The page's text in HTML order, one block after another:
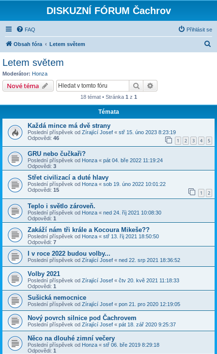
DISKUZNÍ FÓRUM Čachrov
FAQ Přihlásit se
Obsah fóra Letem světem
Letem světem
Moderátor: Honza
Nové téma Hledat
18 témat • Stránka 1 z 1
Témata
Každá mince má dvě strany
Poslední příspěvek od Zírající Josef « stř 15. úno 2023 8:23:19
Odpovědi: 46 1 2 3 4 5
GRU nebo čučkaři?
Poslední příspěvek od Honza « pát 04. bře 2022 11:19:24
Odpovědi: 3
Střet civilizací a duté hlavy
Poslední příspěvek od Honza « sob 19. úno 2022 10:01:22
Odpovědi: 15 1 2
Teplo i světlo zároveň.
Poslední příspěvek od Honza « ned 24. říj 2021 10:08:30
Odpovědi: 1
Zakáží nám tři krále a Kocoura Mikeše??
Poslední příspěvek od Honza « stř 13. říj 2021 18:50:50
Odpovědi: 7
I v roce 2022 budou volby...
Poslední příspěvek od Zírající Josef « ned 22. srp 2021 18:36:52
Volby 2021
Poslední příspěvek od Zírající Josef « čtv 20. kvě 2021 11:18:33
Odpovědi: 1
Sušická nemocnice
Poslední příspěvek od Zírající Josef « pon 21. pro 2020 12:19:05
Nový povrch silnice pod Čachrovem
Poslední příspěvek od Zírající Josef « pát 18. zář 2020 9:25:37
Něco na dlouhé zimní večery
Poslední příspěvek od Honza « stř 06. bře 2019 8:29:18
Odpovědi: 1